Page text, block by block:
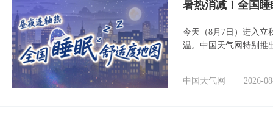
暑热消减！全国
今天（8月7日）进入立
温。中国天气网特别推
中国天气网 2026-